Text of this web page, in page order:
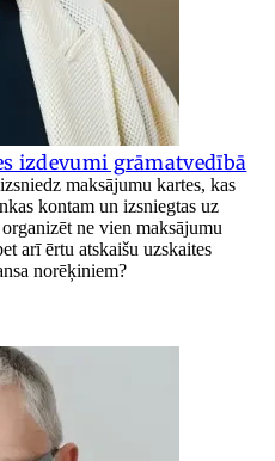
izdevumi grāmatvedībā
maksājumu kartes, kas
kontam un izsniegtas uz
ne vien maksājumu
arī ērtu atskaišu uzskaites
norēķiniem?